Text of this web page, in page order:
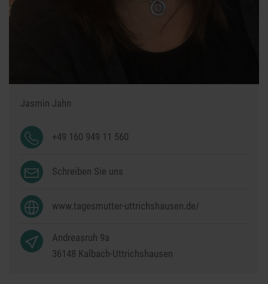
Jasmin Jahn
+49 160 949 11 560
Schreiben Sie uns
www.tagesmutter-uttrichshausen.de/
Andreasruh 9a
36148 Kalbach-Uttrichshausen